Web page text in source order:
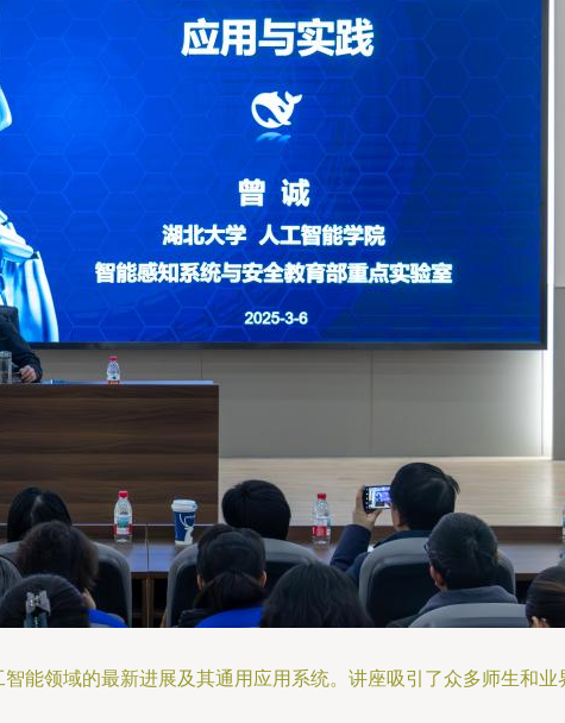
能领域的最新进展及其通用应用系统。讲座吸引了众多师生和